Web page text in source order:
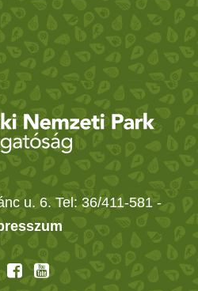
u. 6. Tel: 36/411-581 -